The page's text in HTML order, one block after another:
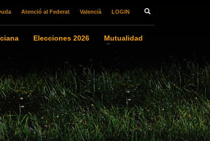
Atenció al Federat Valencià LOGIN
Elecciones 2026
Mutualidad